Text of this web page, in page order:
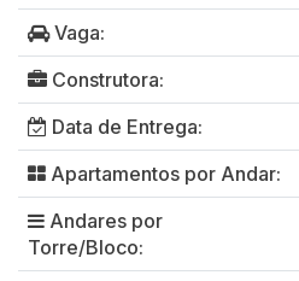
Vaga:
Construtora:
Data de Entrega:
Apartamentos por Andar:
Andares por
Torre/Bloco: